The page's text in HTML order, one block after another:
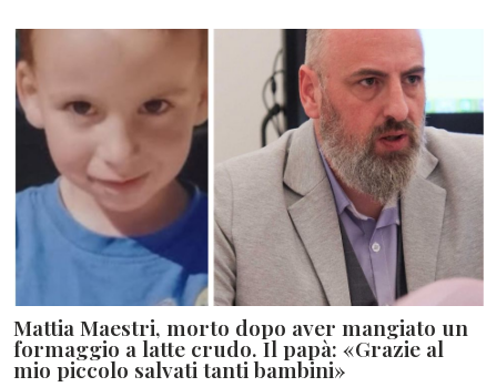
Mattia Maestri, morto dopo aver mangiato un
formaggio a latte crudo. Il papà: «Grazie al
mio piccolo salvati tanti bambini»